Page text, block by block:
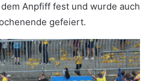
Anpfiff fest und wurde auch
gefeiert.